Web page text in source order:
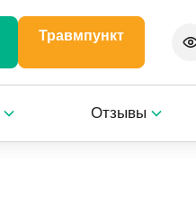
Травмпункт
Отзывы